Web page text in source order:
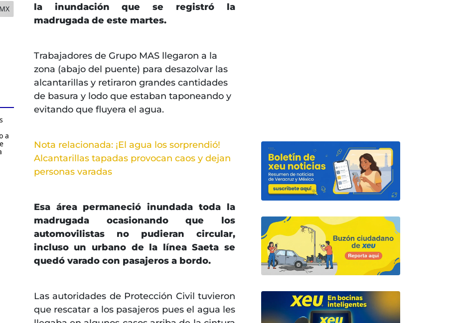
a
la inundación que se registró la
madrugada de este martes.
Trabajadores de Grupo MAS llegaron a la
zona (abajo del puente) para desazolvar las
alcantarillas y retiraron grandes cantidades
de basura y lodo que estaban taponeando y
evitando que fluyera el agua.
Nota relacionada: ¡El agua los sorprendió!
Alcantarillas tapadas provocan caos y dejan
personas varadas
Esa área permaneció inundada toda la
madrugada ocasionando que los
automovilistas no pudieran circular,
incluso un urbano de la línea Saeta se
quedó varado con pasajeros a bordo.
Las autoridades de Protección Civil tuvieron
que rescatar a los pasajeros pues el agua les